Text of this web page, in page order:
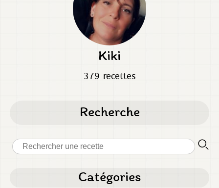
Kiki
379 recettes
Recherche
Catégories